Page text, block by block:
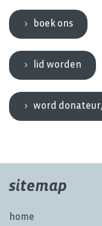
boek ons
lid worden
word
sitemap
home